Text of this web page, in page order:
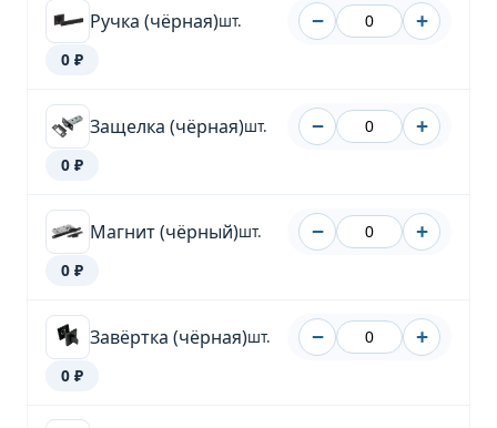
Ручка (чёрная)шт. − +
0 ₽
Защелка (чёрная)шт. − +
0 ₽
Магнит (чёрный)шт. − +
0 ₽
Завёртка (чёрная)шт. − +
0 ₽